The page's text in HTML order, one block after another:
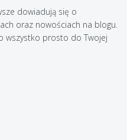
dowiadują się o
oraz nowościach na blogu.
wszystko prosto do Twojej